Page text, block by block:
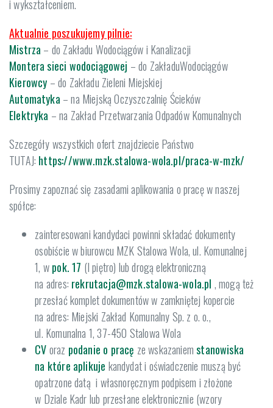
i wykształceniem.
Aktualnie poszukujemy pilnie:
Mistrza– do Zakładu Wodociągów i Kanalizacji
Montera sieci wodociągowej – do ZakładuWodociągów
Kierowcy – do Zakładu Zieleni Miejskiej
Automatyka– na Miejską Oczyszczalnię Ścieków
Elektryka – na Zakład Przetwarzania Odpadów Komunalnych
Szczegóły wszystkich ofert znajdziecie Państwo
TUTAJ: https://www.mzk.stalowa-wola.pl/praca-w-mzk/
Prosimy zapoznać się zasadami aplikowania o pracę w naszej
spółce:
zainteresowani kandydaci powinni składać dokumenty
osobiście w biurowcu MZK Stalowa Wola, ul. Komunalnej
1, wpok. 17 (I piętro) lub drogą elektroniczną
na adres: rekrutacja@mzk.stalowa-wola.pl , mogą też
przesłać komplet dokumentów w zamkniętej kopercie
na adres: Miejski Zakład Komunalny Sp. z o. o.,
ul. Komunalna 1, 37-450 Stalowa Wola
CVoraz podanie o pracę ze wskazaniemstanowiska
na które aplikuje kandydat i oświadczenie muszą być
opatrzone datą i własnoręcznym podpisem i złożone
w Dziale Kadr lub przesłane elektronicznie (wzory